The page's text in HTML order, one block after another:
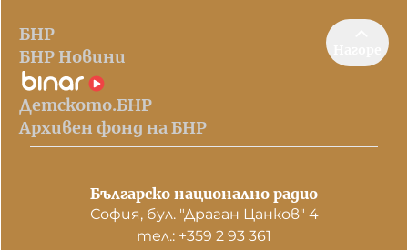
БНР
БНР Новини
Детското.БНР
Архивен фонд на БНР
Българско национално радио
София, бул. "Драган Цанков" 4
тел.: +359 2 93 361